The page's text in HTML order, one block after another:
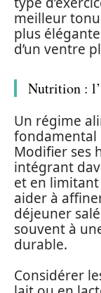
meilleur
plus
d’un ventre
Nutrition :
Un régime
fondamental
Modifier ses
intégrant
et en
aider à
déjeuner
souvent à
durable.
Considérer